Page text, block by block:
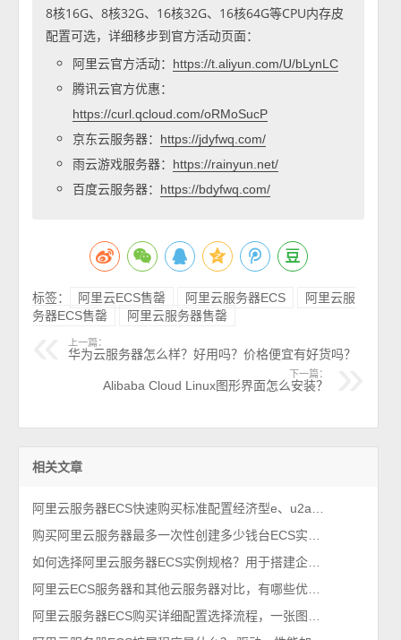
8核16G、8核32G、16核32G、16核64G等CPU内存皮
配置可选，详细移步到官方活动页面：
阿里云官方活动：
https://t.aliyun.com/U/bLynLC
腾讯云官方优惠：
https://curl.qcloud.com/oRMoSucP
京东云服务器： https://jdyfwq.com/
雨云游戏服务器： https://rainyun.net/
百度云服务器： https://bdyfwq.com/
标签： 阿里云ECS售罄 阿里云服务器ECS
阿里云服
务器ECS售罄
阿里云服务器售罄
上一篇：
华为云服务器怎么样？好用吗？价格便宜有好货吗？
下一篇：
Alibaba Cloud Linux图形界面怎么安装？
相关文章